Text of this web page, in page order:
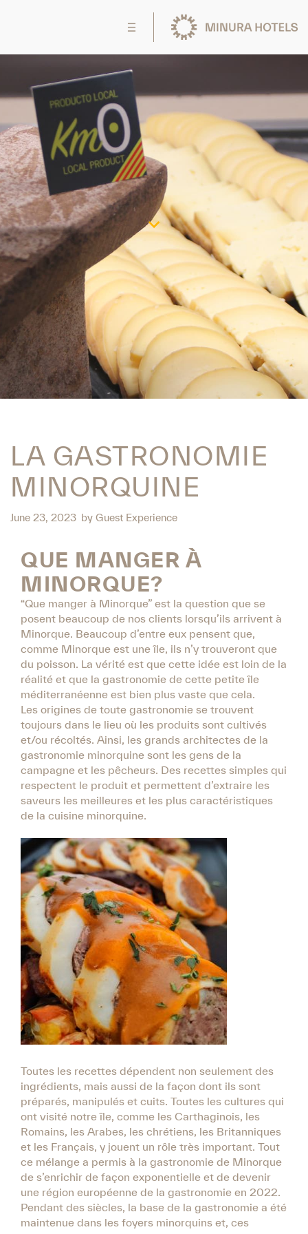
LA GASTRONOMIE
MINORQUINE
June 23, 2023 by Guest Experience
QUE MANGER À
MINORQUE?
“Que manger à Minorque” est la question que se
posent beaucoup de nos clients lorsqu’ils arrivent à
Minorque. Beaucoup d’entre eux pensent que,
comme Minorque est une île, ils n’y trouveront que
du poisson. La vérité est que cette idée est loin de la
réalité et que la gastronomie de cette petite île
méditerranéenne est bien plus vaste que cela.
Les origines de toute gastronomie se trouvent
toujours dans le lieu où les produits sont cultivés
et/ou récoltés. Ainsi, les grands architectes de la
gastronomie minorquine sont les gens de la
campagne et les pêcheurs. Des recettes simples qui
respectent le produit et permettent d’extraire les
saveurs les meilleures et les plus caractéristiques
de la cuisine minorquine.
Toutes les recettes dépendent non seulement des
ingrédients, mais aussi de la façon dont ils sont
préparés, manipulés et cuits. Toutes les cultures qui
ont visité notre île, comme les Carthaginois, les
Romains, les Arabes, les chrétiens, les Britanniques
et les Français, y jouent un rôle très important. Tout
ce mélange a permis à la gastronomie de Minorque
de s’enrichir de façon exponentielle et de devenir
une région européenne de la gastronomie en 2022.
Pendant des siècles, la base de la gastronomie a été
maintenue dans les foyers minorquins et, ces